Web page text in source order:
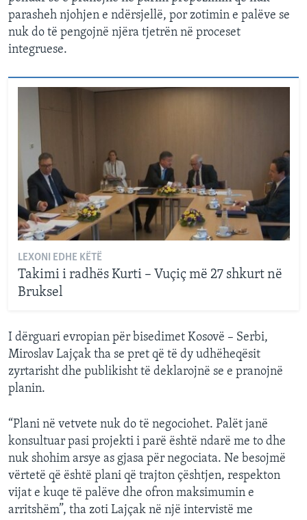
parasheh njohjen e ndërsjellë, por zotimin e palëve se
nuk do të pengojnë njëra tjetrën në proceset
integruese.
LEXONI EDHE KËTË
Takimi i radhës Kurti – Vuçiç më 27 shkurt në
Bruksel
I dërguari evropian për bisedimet Kosovë – Serbi,
Miroslav Lajçak tha se pret që të dy udhëheqësit
zyrtarisht dhe publikisht të deklarojnë se e pranojnë
planin.
“Plani në vetvete nuk do të negociohet. Palët janë
konsultuar pasi projekti i parë është ndarë me to dhe
nuk shohim arsye as gjasa për negociata. Ne besojmë
vërtetë që është plani që trajton çështjen, respekton
vijat e kuqe të palëve dhe ofron maksimumin e
arritshëm”, tha zoti Lajçak në një intervistë me